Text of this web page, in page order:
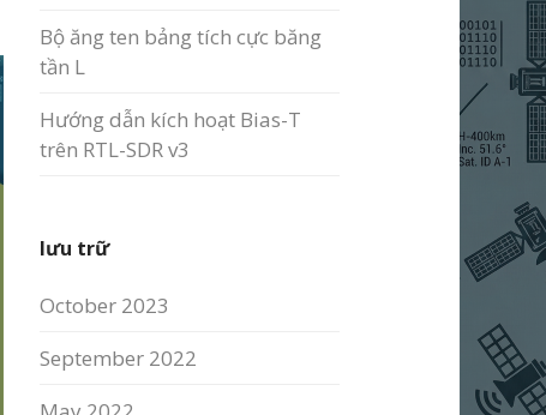
Bộ ăng ten bảng tích cực băng
tần L
Hướng dẫn kích hoạt Bias-T
trên RTL-SDR v3
lưu trữ
October 2023
September 2022